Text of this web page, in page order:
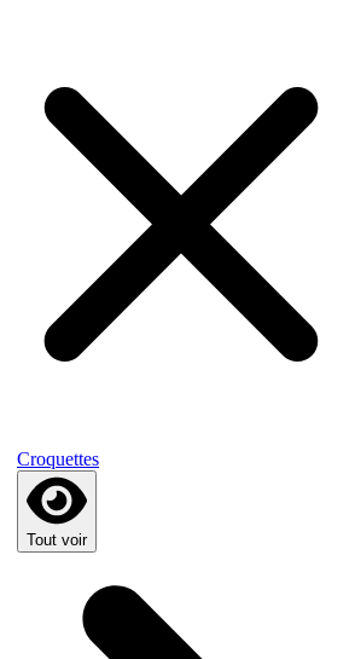
Croquettes
Tout voir